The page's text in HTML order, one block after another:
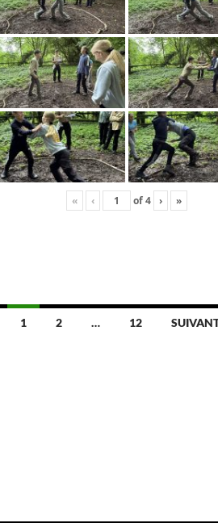
« ‹ of4 › »
1 2 … 12